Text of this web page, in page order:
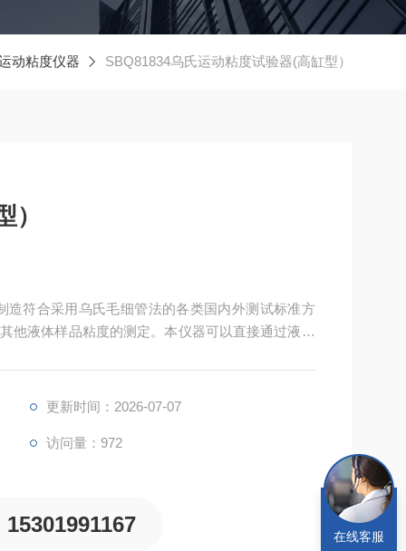
动粘度仪器 SBQ81834乌氏运动粘度试验器(高缸型）
造符合采用乌氏毛细管法的各类国内外测试标准方
他液体样品粘度的测定。本仪器可以直接通过液体
更新时间：2026-07-07
访问量：972
15301991167 在线客服